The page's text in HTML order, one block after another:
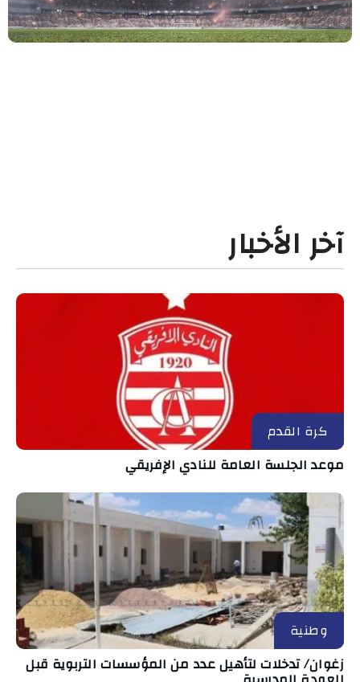
آخر الأخبار
كرة القدم
موعد الجلسة العامة للنادي الإفريقي
وطنية
زغوان/ تدخلات لتأهيل عدد من المؤسسات التربوية قبل